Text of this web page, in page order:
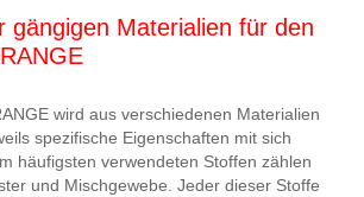
gängigen Materialien für den
wird aus verschiedenen Materialien
spezifische Eigenschaften mit sich
häufigsten verwendeten Stoffen zählen
und Mischgewebe. Jeder dieser Stoffe